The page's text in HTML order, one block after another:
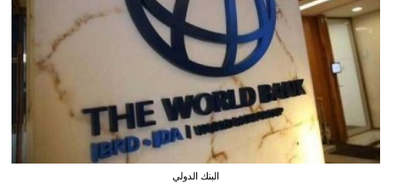
البنك الدولي